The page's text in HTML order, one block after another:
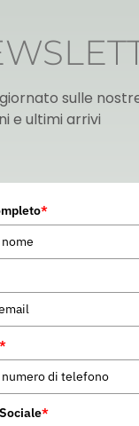
RD – 10426
sulle
e ultimi arrivi
*
*
*